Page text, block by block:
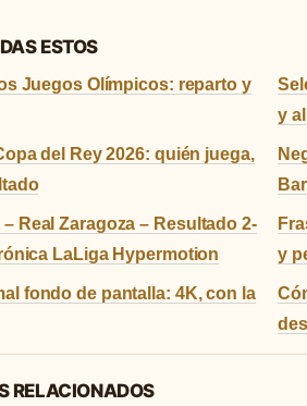
ESTOS
Juegos Olímpicos: reparto y
y
del Rey 2026: quién juega,
– Real Zaragoza – Resultado 2-
LaLiga Hypermotion
y
fondo de pantalla: 4K, con la
RELACIONADOS